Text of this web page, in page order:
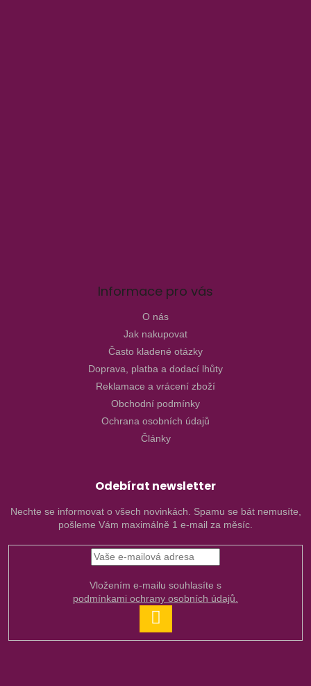
Informace pro vás
O nás
Jak nakupovat
Často kladené otázky
Doprava, platba a dodací lhůty
Reklamace a vrácení zboží
Obchodní podmínky
Ochrana osobních údajů
Články
Odebírat newsletter
Nechte se informovat o všech novinkách. Spamu se bát nemusíte,
pošleme Vám maximálně 1 e-mail za měsíc.
podmínkami ochrany osobních údajů.
SE